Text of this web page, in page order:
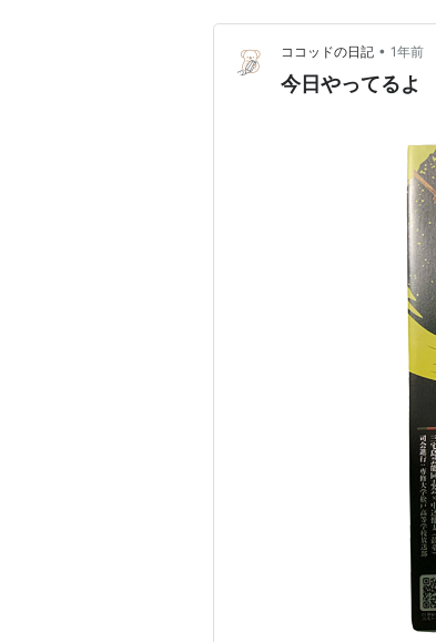
ココッドの日記 • 1年前
今日やってるよ